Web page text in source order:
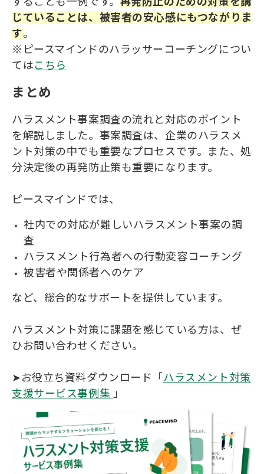
じていることは、被害者の安心感にもつながりま
す。
※ピースマインドのハラッサーコーチングについ
てはこちら
まとめ
ハラスメント事案調査の流れと対応のポイント
を解説しました。事案調査は、企業のハラスメ
ント対策の中でも重要なプロセスです。また、処
分決定後の再発防止策も重要になります。
ピースマインドでは、
社内での対応が難しいハラスメント事案の調
査
ハラスメント行為者への行動変容コーチング
被害者や関係者へのケア
など、総合的なサポートを提供しています。
ハラスメント対策に課題を感じている方は、ぜ
ひお問い合わせください。
➤お役立ち資料ダウンロード「 ハラスメント対策
支援サービス事例集 」